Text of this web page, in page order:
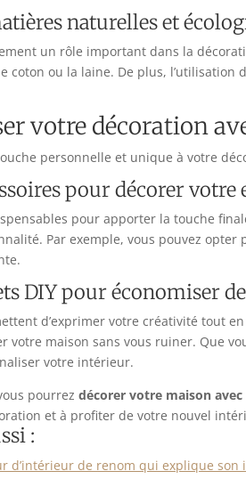
naturelles et
un rôle important dans la
coton ou la laine. De plus, l’utilisation
votre décoration
personnelle et unique à votre
pour décorer votre
pour apporter la touche
Par exemple, vous pouvez
DIY pour économiser
d’exprimer votre créativité tout
votre maison sans vous ruiner. Que
votre intérieur.
pourrez décorer votre maison
et à profiter de votre nouvel
:
d’intérieur de renom qui explique